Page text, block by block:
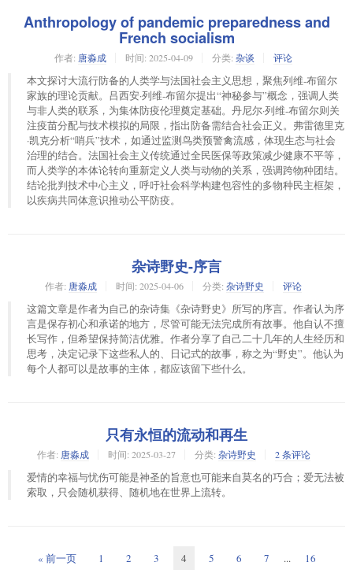
Anthropology of pandemic preparedness and
French socialism
作者: 唐淼成 时间: 2025-04-09 分类: 杂谈 评论
本文探讨大流行防备的人类学与法国社会主义思想，聚焦列维-布留尔
家族的理论贡献。吕西安·列维-布留尔提出“神秘参与”概念，强调人类
与非人类的联系，为集体防疫伦理奠定基础。丹尼尔·列维-布留尔则关
注疫苗分配与技术模拟的局限，指出防备需结合社会正义。弗雷德里克
·凯克分析“哨兵”技术，如通过监测鸟类预警禽流感，体现生态与社会
治理的结合。法国社会主义传统通过全民医保等政策减少健康不平等，
而人类学的本体论转向重新定义人类与动物的关系，强调跨物种团结。
结论批判技术中心主义，呼吁社会科学构建包容性的多物种民主框架，
以疾病共同体意识推动公平防疫。
杂诗野史-序言
作者: 唐淼成 时间: 2025-04-06 分类: 杂诗野史 评论
这篇文章是作者为自己的杂诗集《杂诗野史》所写的序言。作者认为序
言是保存初心和承诺的地方，尽管可能无法完成所有故事。他自认不擅
长写作，但希望保持简洁优雅。作者分享了自己二十几年的人生经历和
思考，决定记录下这些私人的、日记式的故事，称之为“野史”。他认为
每个人都可以是故事的主体，都应该留下些什么。
只有永恒的流动和再生
作者: 唐淼成 时间: 2025-03-27 分类: 杂诗野史 2 条评论
爱情的幸福与忧伤可能是神圣的旨意也可能来自莫名的巧合；爱无法被
索取，只会随机获得、随机地在世界上流转。
« 前一页 1 2 3 4 5 6 7 ...
16